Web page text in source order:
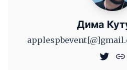
Дима